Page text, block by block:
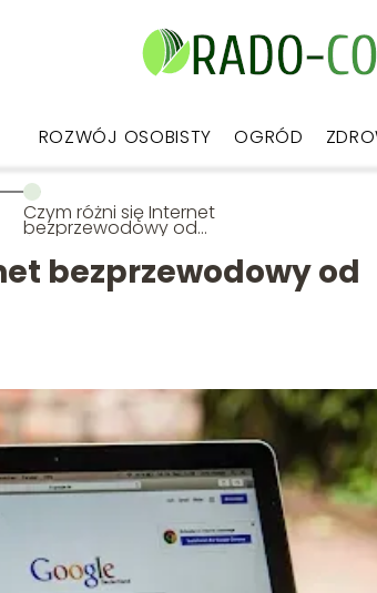
ROZWÓJ OSOBISTY OGRÓD
Czym różni się Internet
bezprzewodowy od
światłowodowego?
bezprzewodowy od